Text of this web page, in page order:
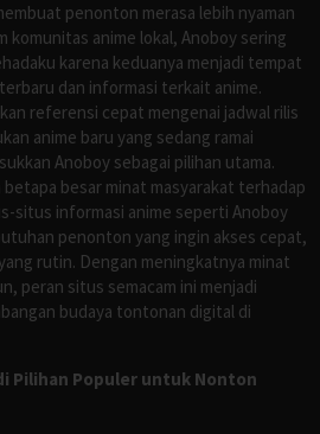
penonton merasa lebih nyaman
komunitas anime lokal, Anoboy sering
karena keduanya menjadi tempat
dan informasi terkait anime.
referensi cepat mengenai jadwal rilis
anime baru yang sedang ramai
Anoboy sebagai pilihan utama.
besar minat masyarakat terhadap
situs informasi anime seperti Anoboy
penonton yang ingin akses cepat,
rutin. Dengan meningkatnya minat
peran situs semacam ini menjadi
budaya tontonan digital di
Pilihan Populer untuk Nonton